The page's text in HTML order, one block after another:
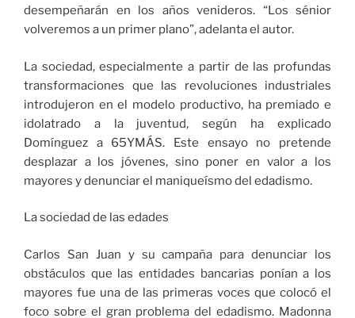
desempeñarán en los años venideros. “Los sénior
volveremos a un primer plano”, adelanta el autor.
La sociedad, especialmente a partir de las profundas
transformaciones que las revoluciones industriales
introdujeron en el modelo productivo, ha premiado e
idolatrado a la juventud, según ha explicado
Domínguez a 65YMÁS. Este ensayo no pretende
desplazar a los jóvenes, sino poner en valor a los
mayores y denunciar el maniqueísmo del edadismo.
La sociedad de las edades
Carlos San Juan y su campaña para denunciar los
obstáculos que las entidades bancarias ponían a los
mayores fue una de las primeras voces que colocó el
foco sobre el gran problema del edadismo. Madonna